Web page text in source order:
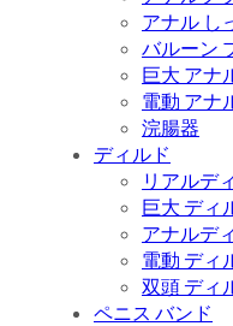
アナル し
バルーン
巨大 アナ
電動 アナ
浣腸器
ディルド
リアルデ
巨大 ディ
アナルデ
電動 ディ
双頭 ディ
ペニス バンド